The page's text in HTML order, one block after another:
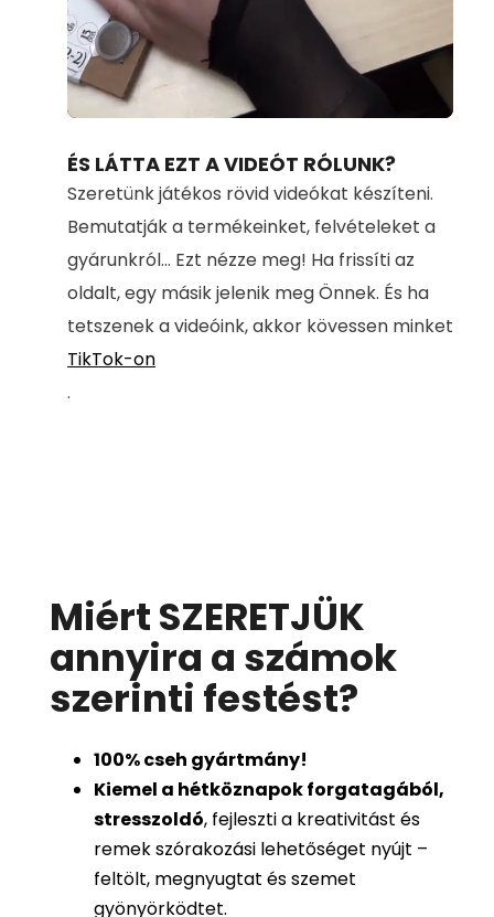
Loaded
100.00%
ÉS LÁTTA EZT A VIDEÓT RÓLUNK?
Szeretünk játékos rövid videókat készíteni.
Bemutatják a termékeinket, felvételeket a
gyárunkról... Ezt nézze meg! Ha frissíti az
oldalt, egy másik jelenik meg Önnek. És ha
tetszenek a videóink, akkor kövessen minket
TikTok-on
.
Miért SZERETJÜK
annyira a számok
szerinti festést?
100%cseh gyártmány!
Kiemel a hétköznapok forgatagából,
stresszoldó, fejleszti a kreativitást és
remek szórakozási lehetőséget nyújt –
feltölt, megnyugtat és szemet
gyönyörködtet.